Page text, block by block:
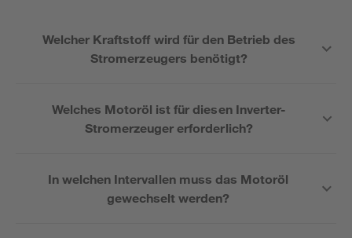
Welcher Kraftstoff wird für den Betrieb des
Stromerzeugers benötigt?
Welches Motoröl ist für diesen Inverter-
Stromerzeuger erforderlich?
In welchen Intervallen muss das Motoröl
gewechselt werden?